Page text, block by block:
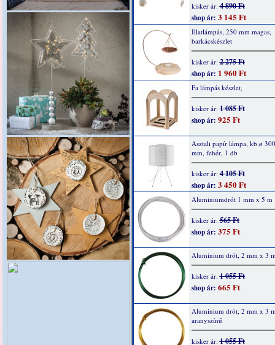
kisker ár:4 890 Ft
shop ár: 3 145 Ft
Illatlámpás, 250 mm magas,
barkácskészlet
kisker ár:2 275 Ft
shop ár: 1 960 Ft
Fa lámpás készlet,
kisker ár:1 085 Ft
shop ár: 925 Ft
Asztali papír lámpa, kb.ø
mm, fehér, 1 db
kisker ár:4 105 Ft
shop ár: 3 450 Ft
Aluminiumdrót 1 mm x 5 m
kisker ár:565 Ft
shop ár: 375 Ft
Aluminium drót, 2 mm x 3
kisker ár:1 055 Ft
shop ár: 665 Ft
Aluminium drót, 2 mm x 3
aranyszínű
kisker ár:1 055 Ft